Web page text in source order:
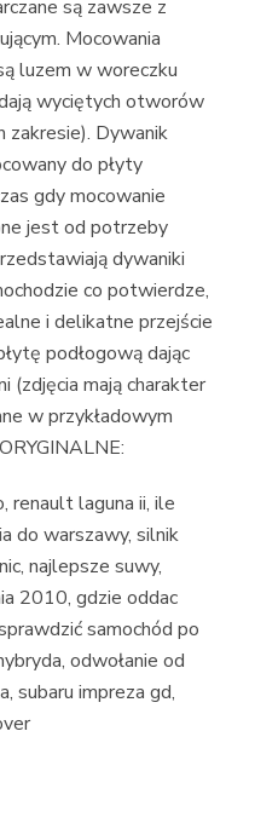
są zawsze z
Mocowania
luzem w woreczku
wyciętych otworów
zakresie). Dywanik
do płyty
gdy mocowanie
jest od potrzeby
dywaniki
co potwierdze,
i delikatne przejście
podłogową dając
(zdjęcia mają charakter
w przykładowym
renault laguna ii, ile
do warszawy, silnik
najlepsze suwy,
2010, gdzie oddac
samochód po
odwołanie od
subaru impreza gd,